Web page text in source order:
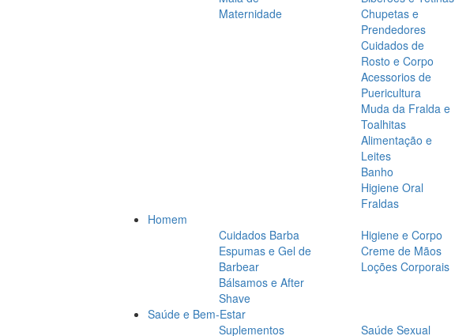
Maternidade
Chupetas e
Prendedores
Cuidados de
Rosto e Corpo
Acessorios de
Puericultura
Muda da Fralda e
Toalhitas
Alimentação e
Leites
Banho
Higiene Oral
Fraldas
Homem
Cuidados Barba
Espumas e Gel de
Barbear
Bálsamos e After
Shave
Higiene e Corpo
Creme de Mãos
Loções Corporais
Saúde e Bem-Estar
Suplementos
Saúde Sexual